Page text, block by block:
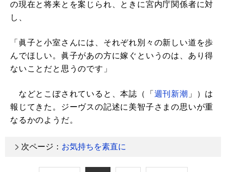
の現在と将来とを案じられ、ときに宮内庁関係者に対
し、
「眞子と小室さんには、それぞれ別々の新しい道を歩
んでほしい。眞子があの方に嫁ぐというのは、あり得
ないことだと思うのです」
などとこぼされていると、本誌（「 週刊新潮 」）は
報じてきた。ジーヴスの記述に美智子さまの思いが重
なるかのようだ。
次ページ： お気持ちを素直に